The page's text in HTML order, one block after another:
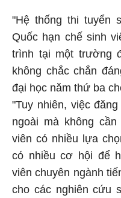
"Hệ thống thi tuyển
Quốc hạn chế sinh
trình tại một trường
không chắc chắn
đại học năm thứ ba
"Tuy nhiên, việc
ngoài mà không
viên có nhiều lựa
có nhiều cơ hội để
viên chuyên ngành
cho các nghiên cứu